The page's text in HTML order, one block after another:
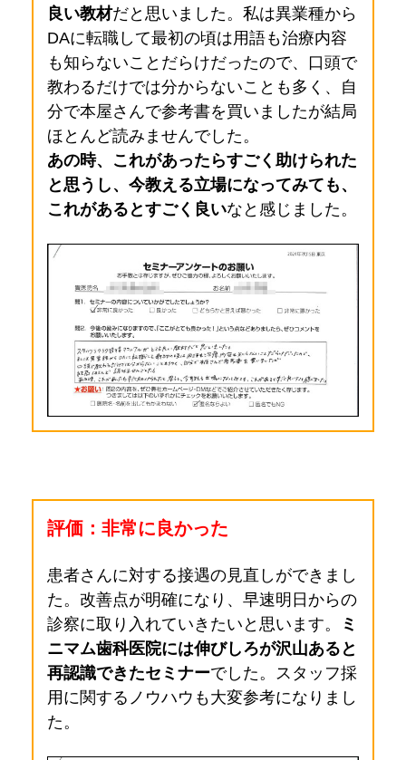
良い教材だと思いました。 私は異業種から
DAに転職して最初の頃は用語も治療内容
も知らないことだらけだったので、口頭で
教わるだけでは分からないことも多く、自
分で本屋さんで参考書を買いましたが結局
ほとんど読みませんでした。
あの時、これがあったらすごく助けられた
と思うし、今教える立場になってみても、
これがあるとすごく良いなと感じました。
評価：非常に良かった
患者さんに対する接遇の見直しができまし
た。改善点が明確になり、早速明日からの
診察に取り入れていきたいと思います。
ミ
ニマム歯科医院には伸びしろが沢山あると
再認識できたセミナーでした。スタッフ採
用に関するノウハウも大変参考になりまし
た 。